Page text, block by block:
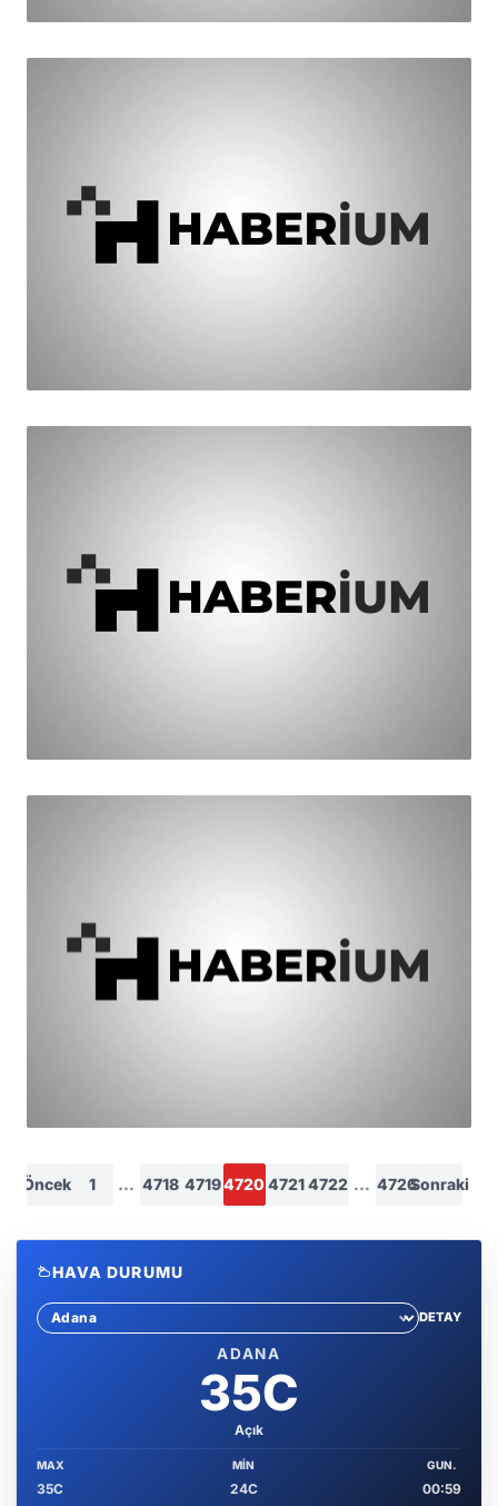
123 Muhtardan 53'ü Yenilendi
Önceki 1 ... 4718 47194720 47214722 ... 4726Sonraki
HAVA DURUMU
Sehir sec
DETAY
ADANA
35C
Açık
MAX
35C
MIN
24C
GUN.
00:59